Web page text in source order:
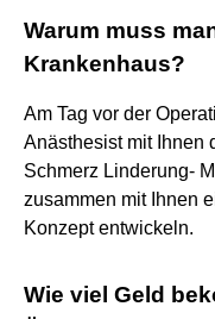
Warum muss
Krankenhaus?
Am Tag vor der
Anästhesist mit Ihnen
Schmerz Linderung-
zusammen mit Ihnen
Konzept entwickeln.
Wie viel Geld